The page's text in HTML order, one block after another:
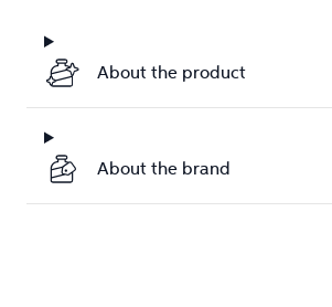
About the product
About the brand